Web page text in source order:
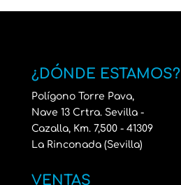
¿DÓNDE ESTAMOS?
Polígono Torre Pava,
Nave 13 Crtra. Sevilla -
Cazalla, Km. 7,500 - 41309
La Rinconada (Sevilla)
VENTAS